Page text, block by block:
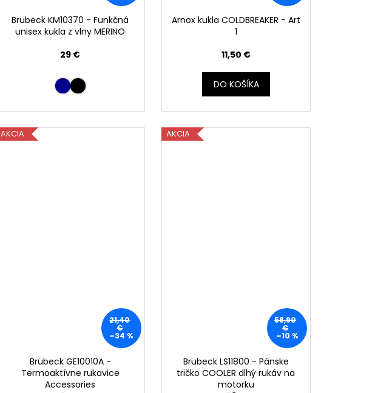
Brubeck KM10370 - Funkčná
unisex kukla z vlny MERINO
29 €
Arnox kukla COLDBREAKER - Art
1
11,50 €
DO KOŠÍKA
AKCIA
21,40
€
–34 %
Brubeck GE10010A -
Termoaktívne rukavice
Accessories
AKCIA
58,90
€
–10 %
Brubeck LS11800 - Pánske
tričko COOLER dlhý rukáv na
motorku